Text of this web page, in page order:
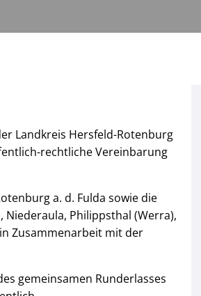
Landkreis Hersfeld-Rotenburg
rechtliche Vereinbarung
a. d. Fulda sowie die
Philippsthal (Werra),
Zusammenarbeit mit der
gemeinsamen Runderlasses